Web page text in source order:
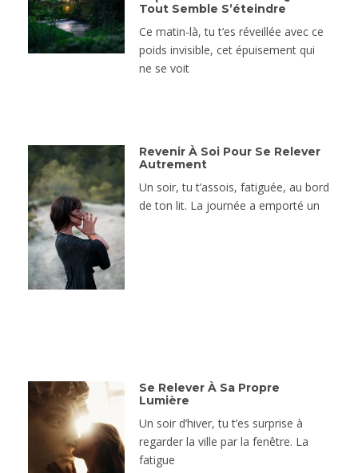
Tout Semble S’éteindre
Ce matin-là, tu t’es réveillée avec ce
poids invisible, cet épuisement qui
ne se voit
Revenir À Soi Pour Se Relever
Autrement
Un soir, tu t’assois, fatiguée, au bord
de ton lit. La journée a emporté un
Se Relever À Sa Propre
Lumière
Un soir d’hiver, tu t’es surprise à
regarder la ville par la fenêtre. La
fatigue